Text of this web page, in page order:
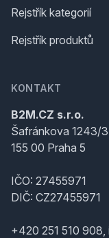
Rejstřík kategorií
Rejstřík produktů
KONTAKT
B2M.CZ s.r.o.
Šafránkova 1243/3
155 00 Praha 5
IČO: 27455971
DIČ: CZ27455971
+420 251 510 908,